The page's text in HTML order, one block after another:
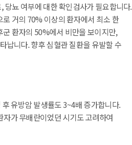
뇨 여부에 대한 확인검사가 필요합니다.
거의 70% 이상의 환자에서 최소 한
환자의 50%에서 비만을 보이지만,
납니다. 향후 심혈관 질환을 유발할 수
유방암 발생률도 3~4배 증가합니다.
가 무배란이었던 시기도 고려하여